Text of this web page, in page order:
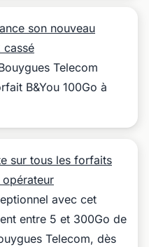
son nouveau
cassé
Telecom
B&You 100Go à
sur tous les forfaits
avec cet
entre 5 et 300Go de
Telecom, dès